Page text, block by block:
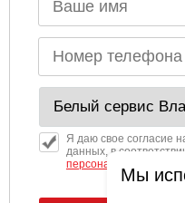
Я даю свое согласие
данных, в
персональных
Мы